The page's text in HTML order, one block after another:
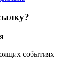
событиях